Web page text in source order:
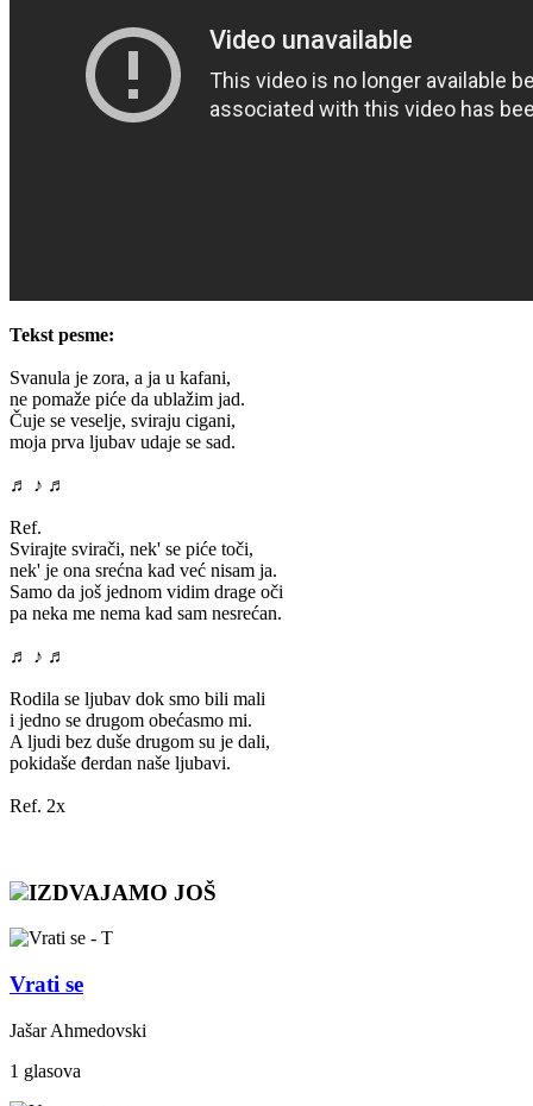
Tekst pesme:
Svanula je zora, a ja u kafani,
ne pomaže piće da ublažim jad.
Čuje se veselje, sviraju cigani,
moja prva ljubav udaje se sad.
♬ ♪ ♬
Ref.
Svirajte svirači, nek' se piće toči,
nek' je ona srećna kad već nisam ja.
Samo da još jednom vidim drage oči
pa neka me nema kad sam nesrećan.
♬ ♪ ♬
Rodila se ljubav dok smo bili mali
i jedno se drugom obećasmo mi.
A ljudi bez duše drugom su je dali,
pokidaše đerdan naše ljubavi.
Ref. 2x
IZDVAJAMO JOŠ
Vrati se
Jašar Ahmedovski
1 glasova